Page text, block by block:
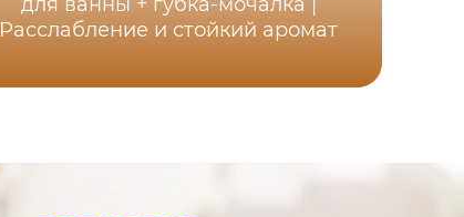
для ванны + губка-мочалка |
Расслабление и стойкий аромат